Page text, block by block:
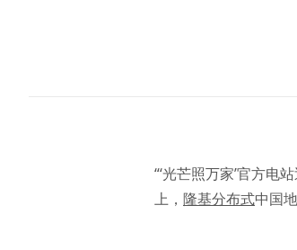
“‘光芒照万家’官方电
上， 隆基分布式中国